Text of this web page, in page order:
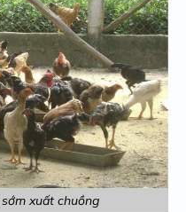
xuất chuồng